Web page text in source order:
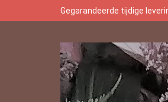
Gegarandeerde tijdige